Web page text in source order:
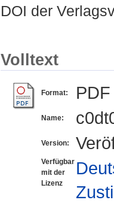
DOI der
Volltext
Format: PDF
Name:
Version:
Verfügbar
mit der
Lizenz